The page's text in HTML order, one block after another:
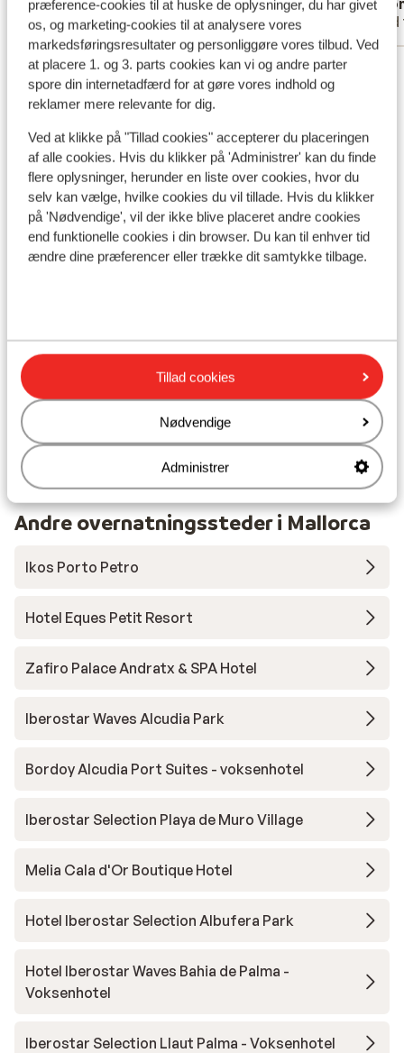
præference-cookies til at huske de oplysninger, du har givet
os, og marketing-cookies til at analysere vores
markedsføringsresultater og personliggøre vores tilbud. Ved
at placere 1. og 3. parts cookies kan vi og andre parter
spore din internetadfærd for at gøre vores indhold og
reklamer mere relevante for dig.
Ved at klikke på "Tillad cookies" accepterer du placeringen
af alle cookies. Hvis du klikker på 'Administrer' kan du finde
flere oplysninger, herunder en liste over cookies, hvor du
selv kan vælge, hvilke cookies du vil tillade. Hvis du klikker
på 'Nødvendige', vil der ikke blive placeret andre cookies
end funktionelle cookies i din browser. Du kan til enhver tid
ændre dine præferencer eller trække dit samtykke tilbage.
Tillad cookies
Nødvendige
Administrer
Anonym
Med partner
Se alle 14 anmeldelser
Lokation
Se på kort
liggestole (mod betaling) , parasol (mod betaling) )
Ved havet (ingen strand)
Afstand til lufthavn ca. 70 kilometer
Afstand til busstoppested ca. 200 meter
Afstand til nærmeste butikker ca. 200 meter
Afstand til nærmeste kiosk ca. 250 meter
Andre overnatningssteder i Mallorca
Ikos Porto Petro
Hotel Eques Petit Resort
Zafiro Palace Andratx & SPA Hotel
Iberostar Waves Alcudia Park
Bordoy Alcudia Port Suites - voksenhotel
Iberostar Selection Playa de Muro Village
Melia Cala d'Or Boutique Hotel
Hotel Iberostar Selection Albufera Park
Hotel Iberostar Waves Bahia de Palma -
Voksenhotel
Iberostar Selection Llaut Palma - Voksenhotel